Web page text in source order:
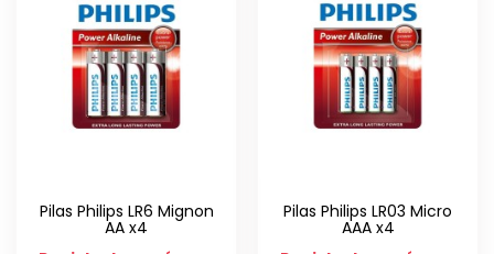
Pilas Philips LR6 Mignon
AA x4
Pilas Philips LR03 Micro
AAA x4